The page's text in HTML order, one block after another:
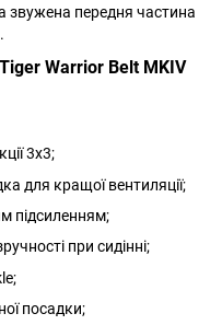
звужена передня частина
Warrior Belt MKIV
3x3;
для кращої вентиляції;
підсиленням;
при сидінні;
посадки;